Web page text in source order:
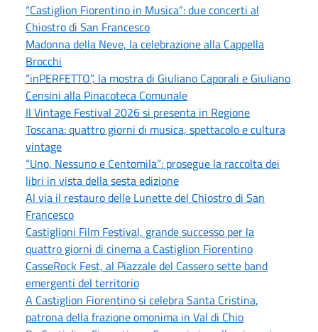
“Castiglion Fiorentino in Musica”: due concerti al
Chiostro di San Francesco
Madonna della Neve, la celebrazione alla Cappella
Brocchi
“inPERFETTO”, la mostra di Giuliano Caporali e Giuliano
Censini alla Pinacoteca Comunale
Il Vintage Festival 2026 si presenta in Regione
Toscana: quattro giorni di musica, spettacolo e cultura
vintage
“Uno, Nessuno e Centomila”: prosegue la raccolta dei
libri in vista della sesta edizione
Al via il restauro delle Lunette del Chiostro di San
Francesco
Castiglioni Film Festival, grande successo per la
quattro giorni di cinema a Castiglion Fiorentino
CasseRock Fest, al Piazzale del Cassero sette band
emergenti del territorio
A Castiglion Fiorentino si celebra Santa Cristina,
patrona della frazione omonima in Val di Chio